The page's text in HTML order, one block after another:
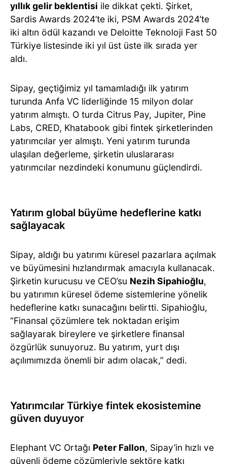
yıllık gelir beklentisi ile dikkat çekti. Şirket,
Sardis Awards 2024’te iki, PSM Awards 2024’te
iki altın ödül kazandı ve Deloitte Teknoloji Fast 50
Türkiye listesinde iki yıl üst üste ilk sırada yer
aldı.
Sipay, geçtiğimiz yıl tamamladığı ilk yatırım
turunda Anfa VC liderliğinde 15 milyon dolar
yatırım almıştı. O turda Citrus Pay, Jupiter, Pine
Labs, CRED, Khatabook gibi fintek şirketlerinden
yatırımcılar yer almıştı. Yeni yatırım turunda
ulaşılan değerleme, şirketin uluslararası
yatırımcılar nezdindeki konumunu güçlendirdi.
Yatırım global büyüme hedeflerine katkı
sağlayacak
Sipay, aldığı bu yatırımı küresel pazarlara açılmak
ve büyümesini hızlandırmak amacıyla kullanacak.
Şirketin kurucusu ve CEO’su Nezih Sipahioğlu,
bu yatırımın küresel ödeme sistemlerine yönelik
hedeflerine katkı sunacağını belirtti. Sipahioğlu,
“Finansal çözümlere tek noktadan erişim
sağlayarak bireylere ve şirketlere finansal
özgürlük sunuyoruz. Bu yatırım, yurt dışı
açılımımızda önemli bir adım olacak,” dedi.
Yatırımcılar Türkiye fintek ekosistemine
güven duyuyor
Elephant VC Ortağı Peter Fallon, Sipay’in hızlı ve
güvenli ödeme çözümleriyle sektöre katkı